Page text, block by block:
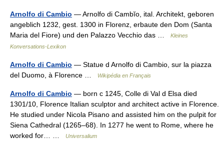
Arnolfo di Cambio — Arnolfo di Cambĭo, ital. Architekt, geboren
angeblich 1232, gest. 1300 in Florenz, erbaute den Dom (Santa
Maria del Fiore) und den Palazzo Vecchio das …
Kleines
Konversations-Lexikon
Arnolfo di Cambio — Statue d Arnolfo di Cambio, sur la piazza
del Duomo, à Florence …
Wikipédia en Français
Arnolfo di Cambio — born с 1245, Colle di Val d Elsa died
1301/10, Florence Italian sculptor and architect active in Florence.
He studied under Nicola Pisano and assisted him on the pulpit for
Siena Cathedral (1265–68). In 1277 he went to Rome, where he
worked for… …
Universalium